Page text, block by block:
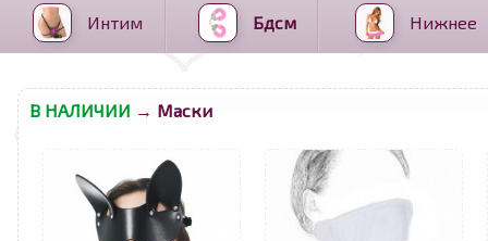
Интим Бдсм Нижнее
В НАЛИЧИИ → Маски